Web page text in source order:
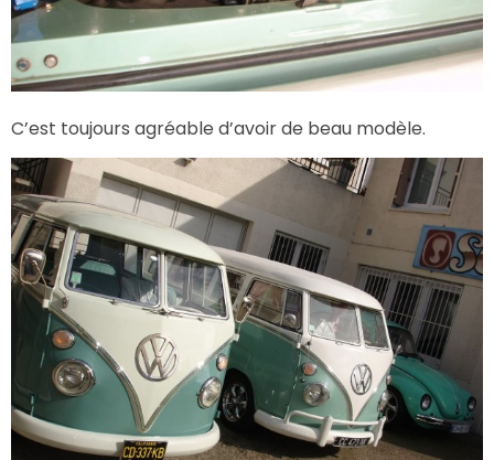
C’est toujours agréable d’avoir de beau modèle.